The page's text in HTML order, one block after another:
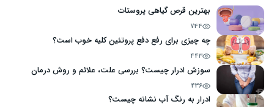
بهترین قرص گیاهی پروستات
744
چه چیزی برای رفع دفع پروتئین کلیه خوب است؟
443
سوزش ادرار چیست؟ بررسی علت، علائم و روش درمان
436
ادرار به رنگ آب نشانه چیست؟